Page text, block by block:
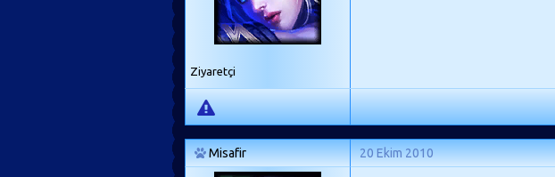
Ziyaretçi
Misafir 20 Ekim 2010